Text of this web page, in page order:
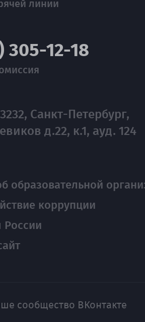
линии
305-12-18
Санкт-Петербург,
д.22, к.1, ауд. 124
образовательной
коррупции
сообщество ВКонтакте